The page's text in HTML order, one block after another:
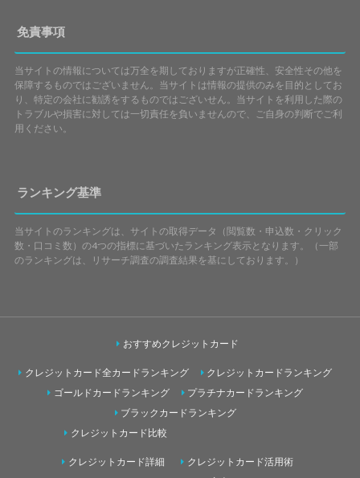
免責事項
当サイトの情報については万全を期しておりますが正確性、安全性その他を
保障するものではございません。当サイトは情報の提供のみを目的としてお
り、特定の会社に勧誘をするものではございせん。当サイトを利用した際の
トラブルや損害に対しては一切責任を負いませんので、ご自身の判断でご利
用ください。
ランキング基準
当サイトのランキングは、サイトの取得データ（閲覧数・申込数・クリック
数・口コミ数）の4つの指標に基づいたランキング表示となります。（一部
のランキングは、リサーチ調査の調査結果を基にしております。）
おすすめクレジットカード
クレジットカード全カードランキング
クレジットカードランキング
ゴールドカードランキング
プラチナカードランキング
ブラックカードランキング
クレジットカード比較
クレジットカード詳細
クレジットカード活用術